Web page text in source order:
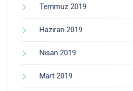
Temmuz 2019
Haziran 2019
Nisan 2019
Mart 2019